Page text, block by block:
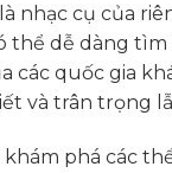
nhạc cụ của
thể dễ dàng
các quốc gia
và trân trọng
khám phá các